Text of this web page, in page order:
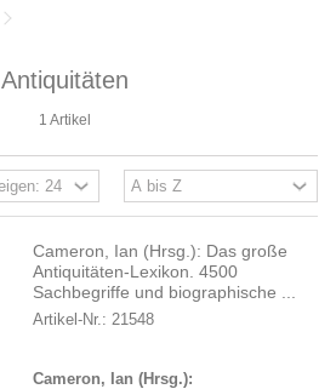
Antiquitäten
1 Artikel
Cameron, Ian (Hrsg.): Das große
Antiquitäten-Lexikon. 4500
Sachbegriffe und biographische ...
Artikel-Nr.: 21548
Cameron, Ian (Hrsg.):